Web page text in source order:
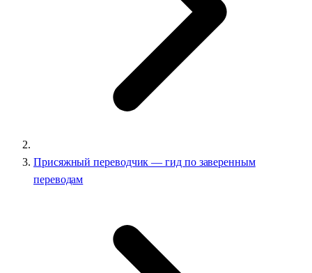
Присяжный переводчик — гид по заверенным
переводам